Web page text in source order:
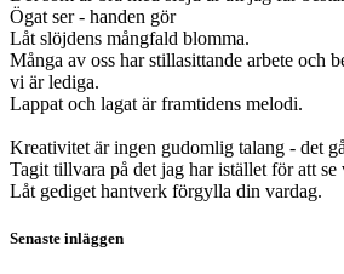
Ögat ser - handen gör
Låt slöjdens mångfald blomma.
Många av oss har stillasittande arbete och
vi är lediga.
Lappat och lagat är framtidens melodi.
Kreativitet är ingen gudomlig talang - det
Tagit tillvara på det jag har istället för att se
Låt gediget hantverk förgylla din vardag.
Senaste inläggen